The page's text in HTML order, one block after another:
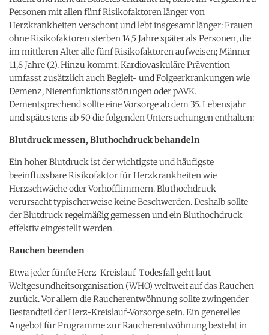
Personen mit allen fünf Risikofaktoren länger von
Herzkrankheiten verschont und lebt insgesamt länger: Frauen
ohne Risikofaktoren sterben 14,5 Jahre später als Personen, die
im mittleren Alter alle fünf Risikofaktoren aufweisen; Männer
11,8 Jahre (2). Hinzu kommt: Kardiovaskuläre Prävention
umfasst zusätzlich auch Begleit- und Folgeerkrankungen wie
Demenz, Nierenfunktionsstörungen oder pAVK.
Dementsprechend sollte eine Vorsorge ab dem 35. Lebensjahr
und spätestens ab 50 die folgenden Untersuchungen enthalten:
Blutdruck messen, Bluthochdruck behandeln
Ein hoher Blutdruck ist der wichtigste und häufigste
beeinflussbare Risikofaktor für Herzkrankheiten wie
Herzschwäche oder Vorhofflimmern. Bluthochdruck
verursacht typischerweise keine Beschwerden. Deshalb sollte
der Blutdruck regelmäßig gemessen und ein Bluthochdruck
effektiv eingestellt werden.
Rauchen beenden
Etwa jeder fünfte Herz-Kreislauf-Todesfall geht laut
Weltgesundheitsorganisation (WHO) weltweit auf das Rauchen
zurück. Vor allem die Raucherentwöhnung sollte zwingender
Bestandteil der Herz-Kreislauf-Vorsorge sein. Ein generelles
Angebot für Programme zur Raucherentwöhnung besteht in